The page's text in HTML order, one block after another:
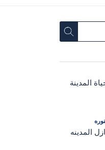
المدينة
المدينه